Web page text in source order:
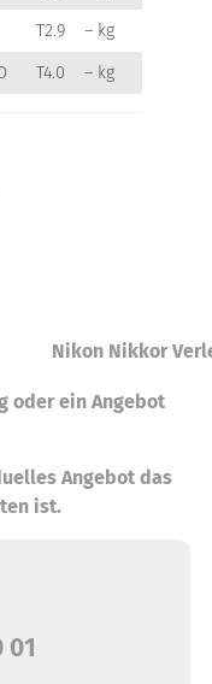
T2.9 – kg
T4.0 – kg
oder ein Angebot
Angebot das
ist.
01